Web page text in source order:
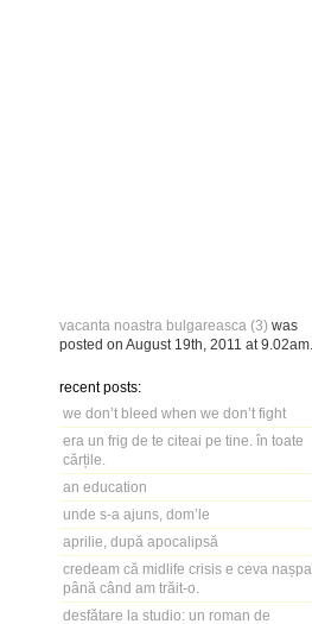
vacanta noastra bulgareasca (3) was
posted on August 19th, 2011 at 9.02am
recent posts:
we don’t bleed when we don’t fight
era un frig de te citeai pe tine. în toate
cărțile.
an education
unde s-a ajuns, dom’le
aprilie, după apocalipsă
credeam că midlife crisis e ceva nașpa.
până când am trăit-o.
desfătare la studio: un roman de